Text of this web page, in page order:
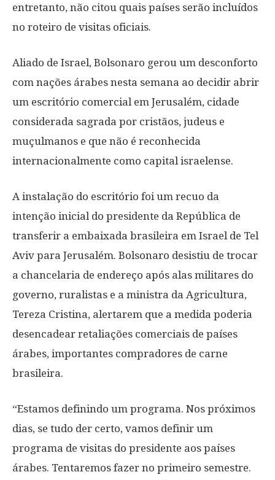
entretanto, não citou quais países serão incluídos
no roteiro de visitas oficiais.
Aliado de Israel, Bolsonaro gerou um desconforto
com nações árabes nesta semana ao decidir abrir
um escritório comercial em Jerusalém, cidade
considerada sagrada por cristãos, judeus e
muçulmanos e que não é reconhecida
internacionalmente como capital israelense.
A instalação do escritório foi um recuo da
intenção inicial do presidente da República de
transferir a embaixada brasileira em Israel de Tel
Aviv para Jerusalém. Bolsonaro desistiu de trocar
a chancelaria de endereço após alas militares do
governo, ruralistas e a ministra da Agricultura,
Tereza Cristina, alertarem que a medida poderia
desencadear retaliações comerciais de países
árabes, importantes compradores de carne
brasileira.
“Estamos definindo um programa. Nos próximos
dias, se tudo der certo, vamos definir um
programa de visitas do presidente aos países
árabes. Tentaremos fazer no primeiro semestre.